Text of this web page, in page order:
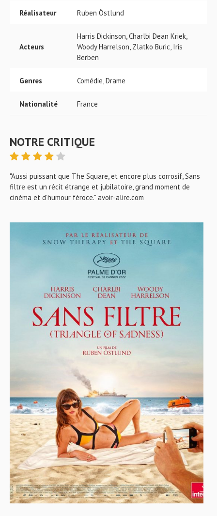
Réalisateur Ruben Östlund
Acteurs
Harris Dickinson, Charlbi Dean Kriek,
Woody Harrelson, Zlatko Buric, Iris
Berben
Genres Comédie, Drame
Nationalité France
NOTRE CRITIQUE
"Aussi puissant que The Square, et encore plus corrosif, Sans
filtre est un récit étrange et jubilatoire, grand moment de
cinéma et d’humour féroce." avoir-alire.com